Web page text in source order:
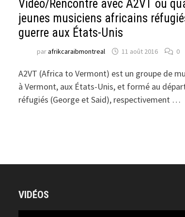
Vidéo/Rencontre avec A2VT ou
jeunes musiciens africains
guerre aux États-Unis
parafrikcaraibmontreal 11 août 2016 0
A2VT (Africa to Vermont) est un groupe de
à Vermont, aux États-Unis, et formé au
réfugiés (George et Said), respectivement …
VIDÉOS